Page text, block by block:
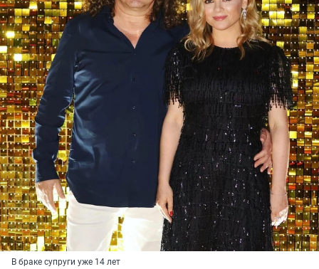
В браке супруги уже 14 лет